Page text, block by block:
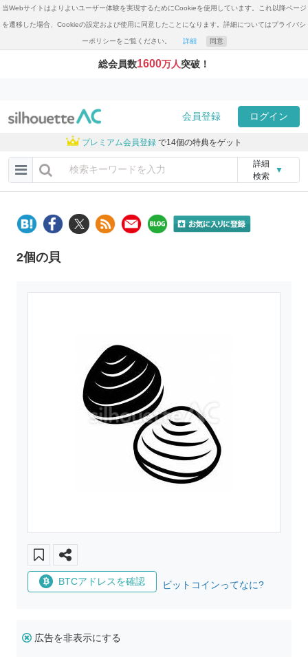
当Webサイトはよりよいユーザー体験を実現するためにCookieを使用しています。これ以降ページ
を遷移した場合、Cookieの設定および使用に同意したことになります。詳細についてはプライバシ
ーポリシーをご覧ください。 詳細 同意
総会員数1600万人突破！
会員登録 ログイン
プレミアム会員登録 で14個の特典をゲット
詳細
検索
▼
2個の貝
BTCアドレスを確認 ビットコインってなに?
広告を非表示にする